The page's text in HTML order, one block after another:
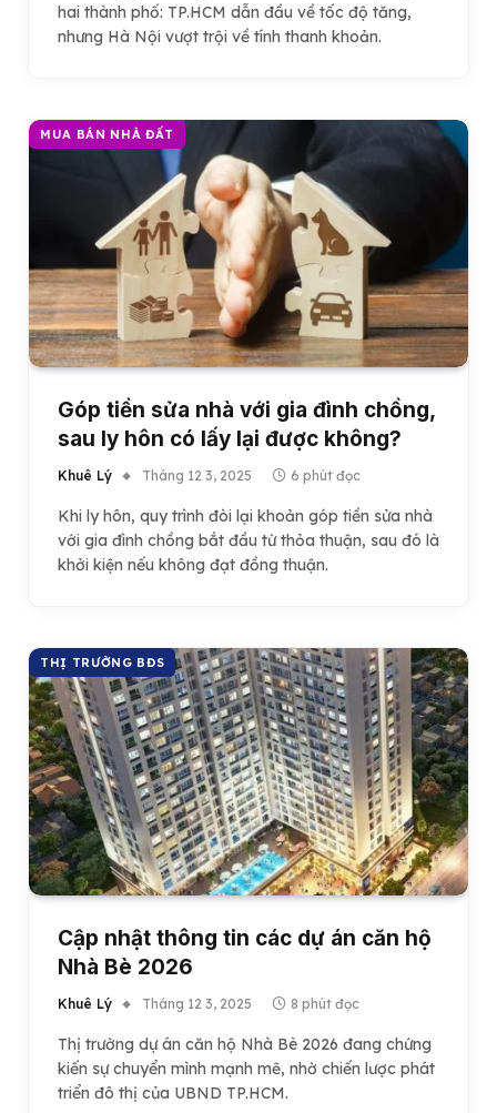
hai thành phố: TP.HCM dẫn đầu về tốc độ tăng,
nhưng Hà Nội vượt trội về tính thanh khoản.
MUA BÁN NHÀ ĐẤT
Góp tiền sửa nhà với gia đình chồng,
sau ly hôn có lấy lại được không?
Khuê Lý Tháng 12 3, 2025 6 phút đọc
Khi ly hôn, quy trình đòi lại khoản góp tiền sửa nhà
với gia đình chồng bắt đầu từ thỏa thuận, sau đó là
khởi kiện nếu không đạt đồng thuận.
THỊ TRƯỜNG BĐS
Cập nhật thông tin các dự án căn hộ
Nhà Bè 2026
Khuê Lý Tháng 12 3, 2025 8 phút đọc
Thị trường dự án căn hộ Nhà Bè 2026 đang chứng
kiến sự chuyển mình mạnh mẽ, nhờ chiến lược phát
triển đô thị của UBND TP.HCM.